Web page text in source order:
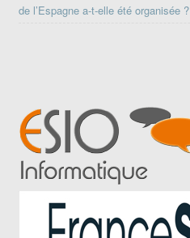
de l’Espagne a-t-elle été organisée ?